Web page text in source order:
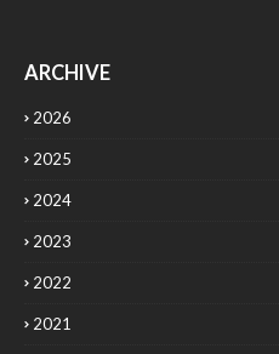
ARCHIVE
2026
2025
2024
2023
2022
2021